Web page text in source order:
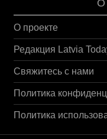
О
О проекте
Редакция Latvia
Свяжитесь с нами
Политика
Политика